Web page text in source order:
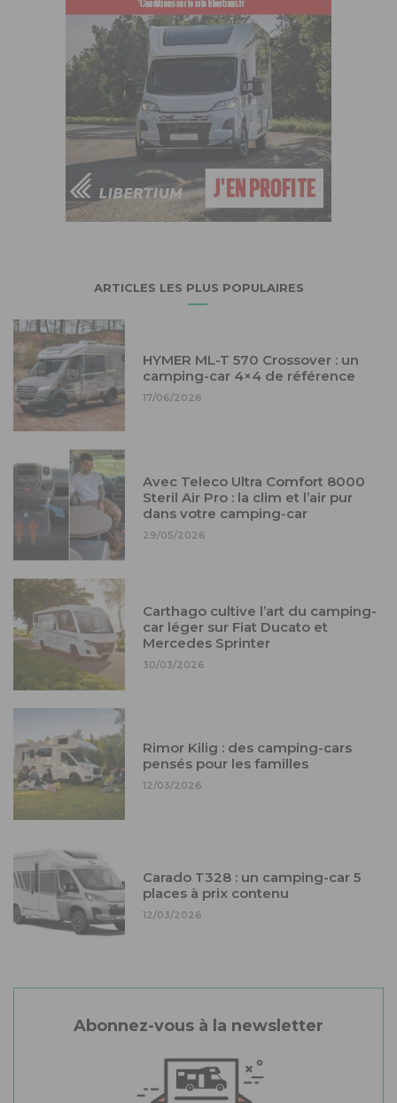
ARTICLES LES PLUS POPULAIRES
HYMER ML-T 570 Crossover : un
camping-car 4×4 de référence
17/06/2026
Avec Teleco Ultra Comfort 8000
Steril Air Pro : la clim et l’air pur
dans votre camping-car
29/05/2026
Carthago cultive l’art du camping-
car léger sur Fiat Ducato et
Mercedes Sprinter
30/03/2026
Rimor Kilig : des camping-cars
pensés pour les familles
12/03/2026
Carado T328 : un camping-car 5
places à prix contenu
12/03/2026
Abonnez-vous à la newsletter